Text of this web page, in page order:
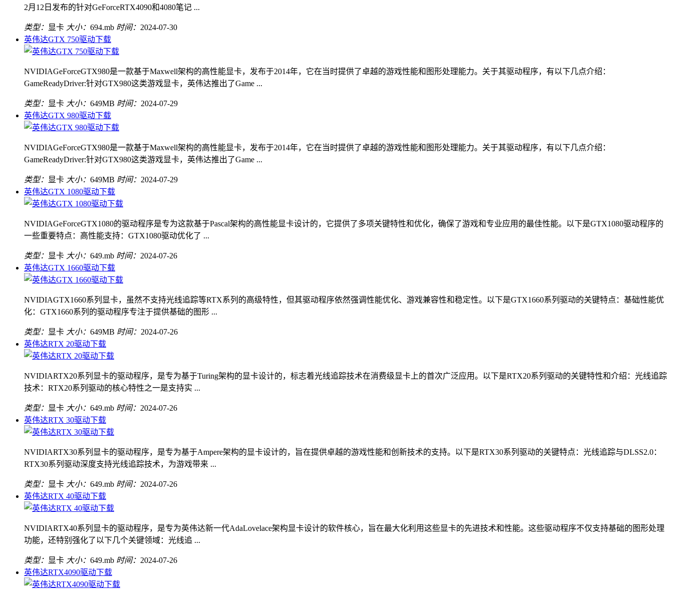
2月12日发布的针对GeForceRTX4090和4080笔记 ...
类型： 显卡 大小： 694.mb 时间： 2024-07-30
英伟达GTX 750驱动下载
NVIDIAGeForceGTX980是一款基于Maxwell架构的高性能显卡，发布于2014年，它在当时提供了卓越的游戏性能和图形处理能力。关于其驱动程序，有以下几点介绍：
GameReadyDriver:针对GTX980这类游戏显卡，英伟达推出了Game ...
类型： 显卡 大小： 649MB 时间： 2024-07-29
英伟达GTX 980驱动下载
NVIDIAGeForceGTX980是一款基于Maxwell架构的高性能显卡，发布于2014年，它在当时提供了卓越的游戏性能和图形处理能力。关于其驱动程序，有以下几点介绍：
GameReadyDriver:针对GTX980这类游戏显卡，英伟达推出了Game ...
类型： 显卡 大小： 649MB 时间： 2024-07-29
英伟达GTX 1080驱动下载
NVIDIAGeForceGTX1080的驱动程序是专为这款基于Pascal架构的高性能显卡设计的，它提供了多项关键特性和优化，确保了游戏和专业应用的最佳性能。以下是GTX1080驱动程序的
一些重要特点：高性能支持：GTX1080驱动优化了 ...
类型： 显卡 大小： 649.mb 时间： 2024-07-26
英伟达GTX 1660驱动下载
NVIDIAGTX1660系列显卡，虽然不支持光线追踪等RTX系列的高级特性，但其驱动程序依然强调性能优化、游戏兼容性和稳定性。以下是GTX1660系列驱动的关键特点：基础性能优
化：GTX1660系列的驱动程序专注于提供基础的图形 ...
类型： 显卡 大小： 649MB 时间： 2024-07-26
英伟达RTX 20驱动下载
NVIDIARTX20系列显卡的驱动程序，是专为基于Turing架构的显卡设计的，标志着光线追踪技术在消费级显卡上的首次广泛应用。以下是RTX20系列驱动的关键特性和介绍：光线追踪
技术：RTX20系列驱动的核心特性之一是支持实 ...
类型： 显卡 大小： 649.mb 时间： 2024-07-26
英伟达RTX 30驱动下载
NVIDIARTX30系列显卡的驱动程序，是专为基于Ampere架构的显卡设计的，旨在提供卓越的游戏性能和创新技术的支持。以下是RTX30系列驱动的关键特点：光线追踪与DLSS2.0：
RTX30系列驱动深度支持光线追踪技术，为游戏带来 ...
类型： 显卡 大小： 649.mb 时间： 2024-07-26
英伟达RTX 40驱动下载
NVIDIARTX40系列显卡的驱动程序，是专为英伟达新一代AdaLovelace架构显卡设计的软件核心，旨在最大化利用这些显卡的先进技术和性能。这些驱动程序不仅支持基础的图形处理
功能，还特别强化了以下几个关键领域：光线追 ...
类型： 显卡 大小： 649.mb 时间： 2024-07-26
英伟达RTX4090驱动下载